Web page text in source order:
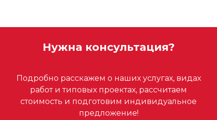
Нужна консультация?
Подробно расскажем о наших услугах, видах
работ и типовых проектах, рассчитаем
стоимость и подготовим индивидуальное
предложение!